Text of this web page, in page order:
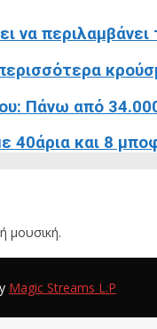
περιλαμβάνει
Πάνω από
40άρια και 8
μουσική.
Magic Streams L.P